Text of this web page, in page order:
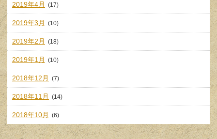
2019年4月 (17)
2019年3月 (10)
2019年2月 (18)
2019年1月 (10)
2018年12月 (7)
2018年11月 (14)
2018年10月 (6)